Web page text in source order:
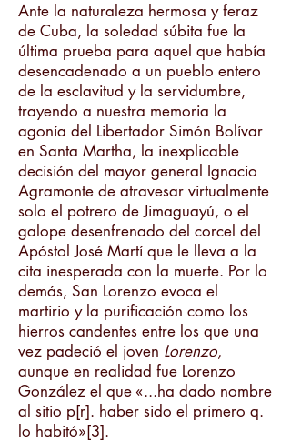
Ante la naturaleza hermosa y feraz
de Cuba, la soledad súbita fue la
última prueba para aquel que había
desencadenado a un pueblo entero
de la esclavitud y la servidumbre,
trayendo a nuestra memoria la
agonía del Libertador Simón Bolívar
en Santa Martha, la inexplicable
decisión del mayor general Ignacio
Agramonte de atravesar virtualmente
solo el potrero de Jimaguayú, o el
galope desenfrenado del corcel del
Apóstol José Martí que le lleva a la
cita inesperada con la muerte. Por lo
demás, San Lorenzo evoca el
martirio y la purificación como los
hierros candentes entre los que una
vez padeció el joven Lorenzo,
aunque en realidad fue Lorenzo
González el que «...ha dado nombre
al sitio p[r]. haber sido el primero q.
lo habitó»[3].